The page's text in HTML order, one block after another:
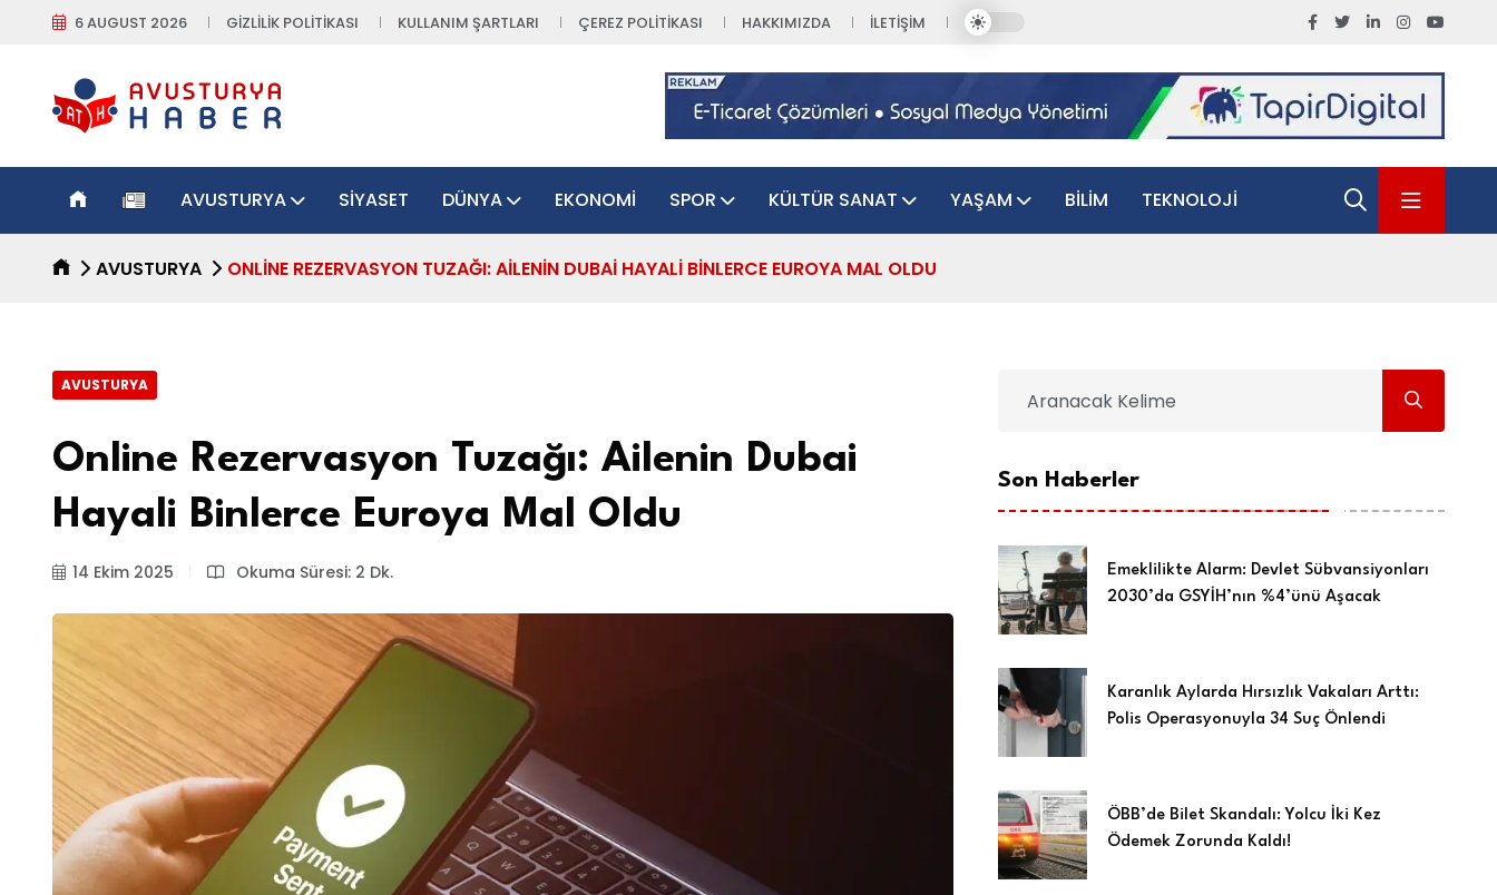
6 AUGUST 2026 GIZLILIK POLITIKASI KULLANIM ŞARTLARI ÇEREZ POLITIKASI HAKKIMIZDA İLETIŞIM
AVUSTURYA SIYASET DÜNYA EKONOMI SPOR KÜLTÜR SANAT YAŞAM BILIM TEKNOLOJI
AVUSTURYA ONLINE REZERVASYON TUZAĞI: AILENIN DUBAI HAYALI BINLERCE EUROYA MAL OLDU
AVUSTURYA
Online Rezervasyon Tuzağı: Ailenin Dubai
Hayali Binlerce Euroya Mal Oldu
14 Ekim 2025 Okuma Süresi: 2 Dk.
Son Haberler
Emeklilikte Alarm: Devlet Sübvansiyonları
2030’da GSYİH’nın %4’ünü Aşacak
Karanlık Aylarda Hırsızlık Vakaları Arttı:
Polis Operasyonuyla 34 Suç Önlendi
ÖBB’de Bilet Skandalı: Yolcu İki Kez
Ödemek Zorunda Kaldı!